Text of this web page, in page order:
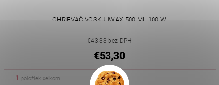
OHRIEVAČ VOSKU IWAX 500 ML 100 W
€43,33 bez DPH
€53,30
1 položiek celkom